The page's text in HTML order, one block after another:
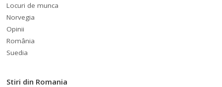
Locuri de munca
Norvegia
Opinii
România
Suedia
Stiri din Romania